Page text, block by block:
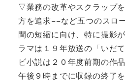
▽業務の改革やスクラップ
方を追求−−など五つのスロ
間の短縮に向け、特に撮影
ラマは１９年放送の「いだ
ビ小説は２０年度前期の作
午後９時までに収録の終了